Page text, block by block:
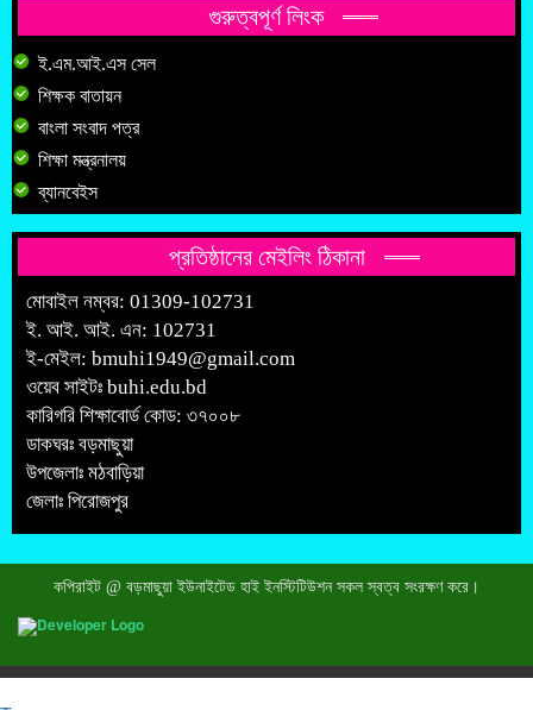
গুরুত্বপূর্ণ লিংক
ই.এম.আই.এস সেল
শিক্ষক বাতায়ন
বাংলা সংবাদ পত্র
শিক্ষা মন্ত্রনালয়
ব্যানবেইস
প্রতিষ্ঠানের মেইলিং ঠিকানা
মোবাইল নম্বর: 01309-102731
ই. আই. আই. এন: 102731
ই-মেইল: bmuhi1949@gmail.com
ওয়েব সাইটঃ buhi.edu.bd
কারিগরি শিক্ষাবোর্ড কোড: ৩৭০০৮
ডাকঘরঃ বড়মাছুয়া
উপজেলাঃ মঠবাড়িয়া
জেলাঃ পিরোজপুর
কপিরাইট @ বড়মাছুয়া ইউনাইটেড হাই ইনস্টিটিউশন সকল স্বত্ব সংরক্ষণ করে।